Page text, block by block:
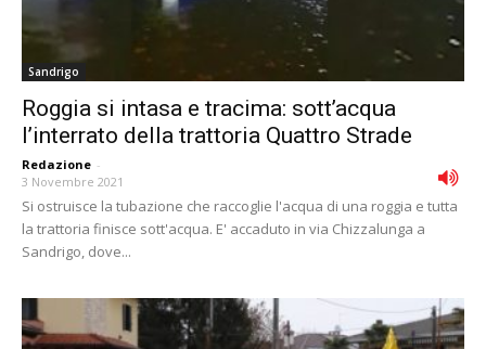
Sandrigo
Roggia si intasa e tracima: sott’acqua
l’interrato della trattoria Quattro Strade
Redazione -
3 Novembre 2021
Si ostruisce la tubazione che raccoglie l'acqua di una roggia e tutta
la trattoria finisce sott'acqua. E' accaduto in via Chizzalunga a
Sandrigo, dove...